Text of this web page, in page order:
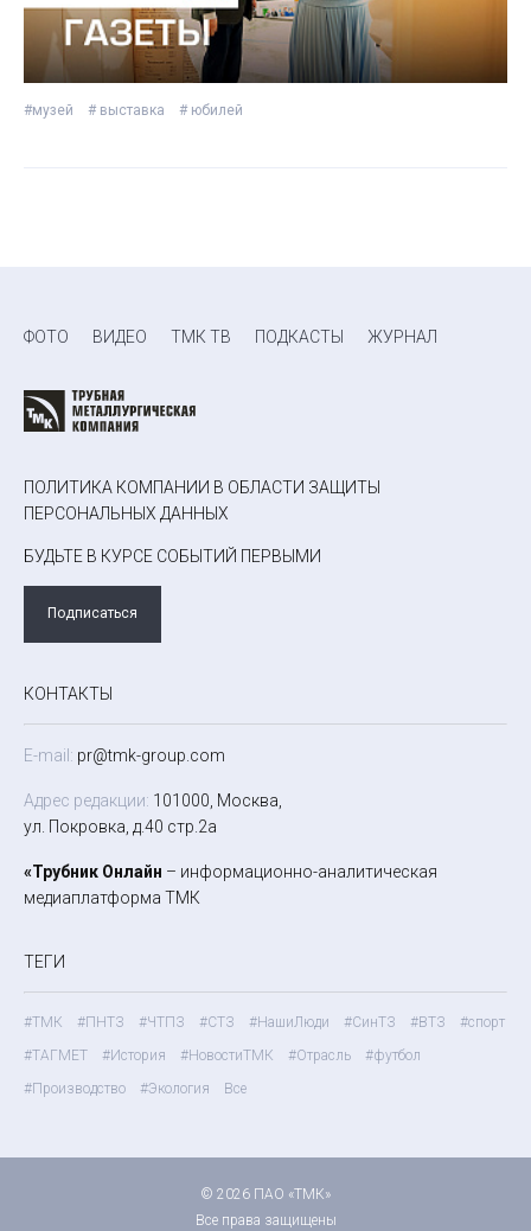
#музей # выставка # юбилей
ФОТО ВИДЕО ТМК ТВ ПОДКАСТЫ ЖУРНАЛ
ПОЛИТИКА КОМПАНИИ В ОБЛАСТИ ЗАЩИТЫ
ПЕРСОНАЛЬНЫХ ДАННЫХ
БУДЬТЕ В КУРСЕ СОБЫТИЙ ПЕРВЫМИ
Подписаться
КОНТАКТЫ
E-mail: pr@tmk-group.com
Адрес редакции: 101000, Москва,
ул. Покровка, д.40 стр.2а
«Трубник Онлайн – информационно-аналитическая
медиаплатформа ТМК
ТЕГИ
#ТМК #ПНТЗ #ЧТПЗ #СТЗ #НашиЛюди #СинТЗ #ВТЗ
#спорт
#ТАГМЕТ
#История #НовостиТМК #Отрасль
#футбол
#Производство
#Экология Все
© 2026 ПАО «ТМК»
Все права защищены